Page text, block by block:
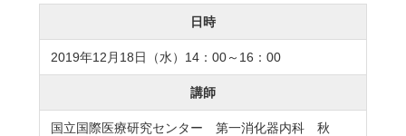
日時
2019年12月18日（水）14：00～16：00
講師
国立国際医療研究センター 第一消化器内科 秋